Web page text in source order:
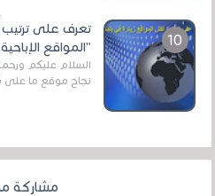
تعرف على ترتيب
"المواقع
السلام عليكم
نجاح موقع ما على
مشاركة